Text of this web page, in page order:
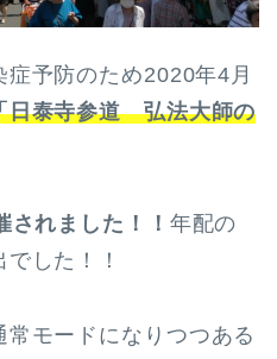
予防のため2020年4月
日泰寺参道 弘法大師の
れました！！ 年配の
した！！
モードになりつつある